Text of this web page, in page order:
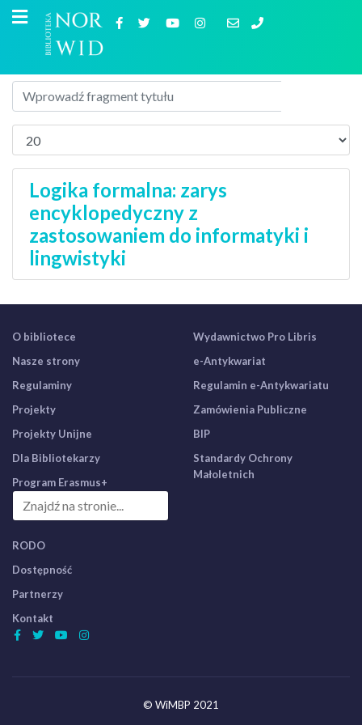
Logika formalna: zarys
encyklopedyczny z
zastosowaniem do informatyki i
lingwistyki
O bibliotece
Nasze strony
Regulaminy
Projekty
Projekty Unijne
Dla Bibliotekarzy
Program Erasmus+
Wydawnictwo Pro Libris
e-Antykwariat
Regulamin e-Antykwariatu
Zamówienia Publiczne
BIP
Standardy Ochrony
Małoletnich
RODO
Dostępność
Partnerzy
Kontakt
© WiMBP 2021